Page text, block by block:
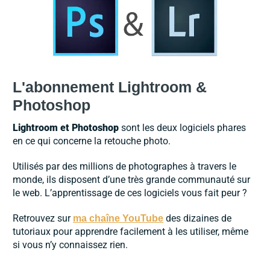
L'abonnement Lightroom &
Photoshop
Lightroom et Photoshop sont les deux logiciels phares
en ce qui concerne la retouche photo.
Utilisés par des millions de photographes à travers le
monde, ils disposent d’une très grande communauté sur
le web. L’apprentissage de ces logiciels vous fait peur ?
Retrouvez sur ma chaîne YouTube des dizaines de
tutoriaux pour apprendre facilement à les utiliser, même
si vous n’y connaissez rien.